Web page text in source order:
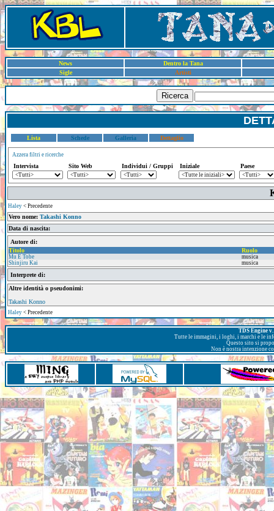
News
Dentro la Tana
Sigle
Artisti
Ricerca
Lista Schede Galleria Dettaglio
Azzera filtri e ricerche
Intervista Sito Web Individui / Gruppi Iniziale Paese
Haley < Precedente
Vero nome: Takashi Konno
Data di nascita:
Autore di:
Titolo
Ruolo
Mu E Tobe
musica
Shinjiru Kai
musica
Interprete di:
Altre identità o pseudonimi:
Takashi Konno
Haley < Precedente
TDS Engine
Tutte le immagini, i loghi, i marchi e le
Questo sito si
Non è nostra intenzione